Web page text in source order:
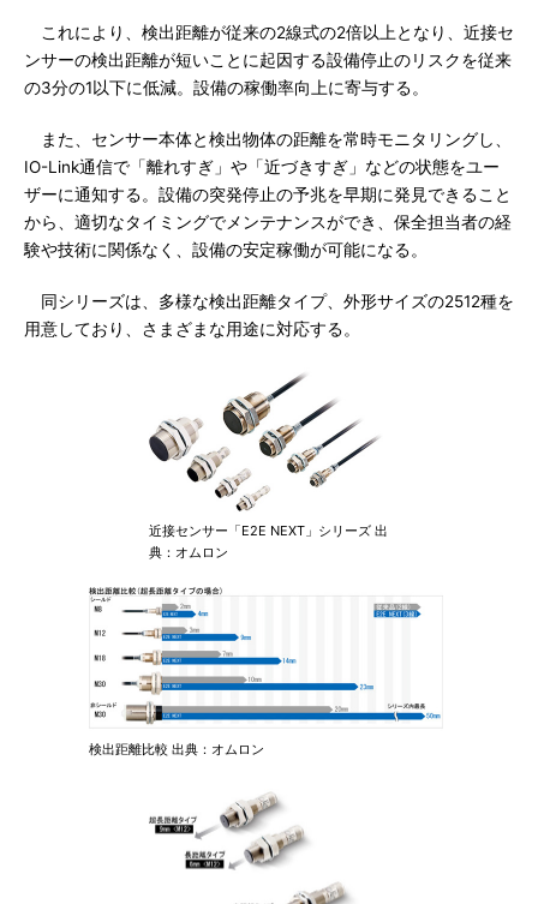
これにより、検出距離が従来の2線式の2倍以上となり、近接セ
ンサーの検出距離が短いことに起因する設備停止のリスクを従来
の3分の1以下に低減。設備の稼働率向上に寄与する。
また、センサー本体と検出物体の距離を常時モニタリングし、
IO-Link通信で「離れすぎ」や「近づきすぎ」などの状態をユー
ザーに通知する。設備の突発停止の予兆を早期に発見できること
から、適切なタイミングでメンテナンスができ、保全担当者の経
験や技術に関係なく、設備の安定稼働が可能になる。
同シリーズは、多様な検出距離タイプ、外形サイズの2512種を
用意しており、さまざまな用途に対応する。
近接センサー「E2E NEXT」シリーズ 出
典：オムロン
検出距離比較 出典：オムロン